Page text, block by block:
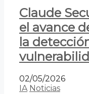
Claude
el avance
la
02/05/2026
IA Noticias